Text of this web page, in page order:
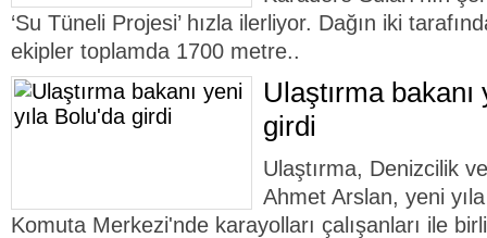
‘Su Tüneli Projesi’ hızla ilerliyor. Dağın iki
ekipler toplamda 1700 metre..
Ulaştırma
girdi
Ulaştırma, Denizcilik
Ahmet Arslan, yeni
Komuta Merkezi'nde karayolları çalışanları ile